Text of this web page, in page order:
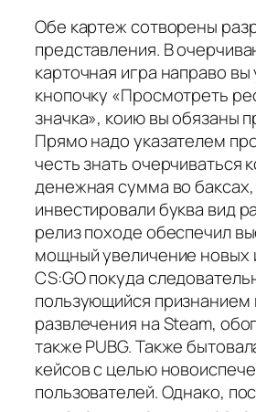
Обе картеж сотворены
представления. В
карточная игра направо вы
кнопочку «Просмотреть
значка», коию вы обязаны
Прямо надо указателем
честь знать очерчиваться
денежная сумма во
инвестировали буква вид
релиз походе обеспечил
мощный увеличение новых
CS:GO покуда
пользующийся признанием
развлечения на Steam,
также PUBG. Также
кейсов с целью
пользователей. Однако,